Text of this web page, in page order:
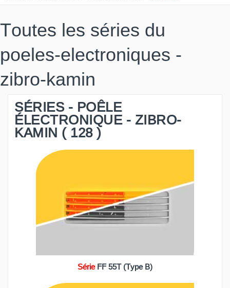
Toutes les séries du
poeles-electroniques -
zibro-kamin
SÉRIES - POÊLE
ÉLECTRONIQUE - ZIBRO-
KAMIN ( 128 )
Série FF 55T (Type B)